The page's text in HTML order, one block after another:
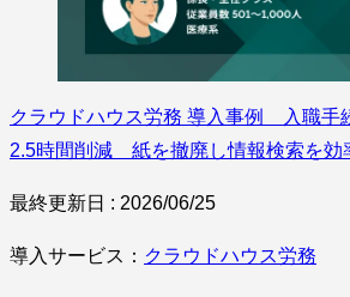
クラウドハウス労務 導入事例 入職手
2.5時間削減 紙を撤廃し情報検索を効
最終更新日 : 2026/06/25
導入サービス： クラウドハウス労務